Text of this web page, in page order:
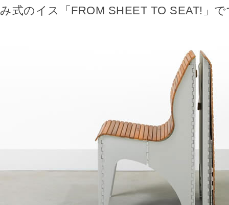
み式のイス「FROM SHEET TO SEAT!」